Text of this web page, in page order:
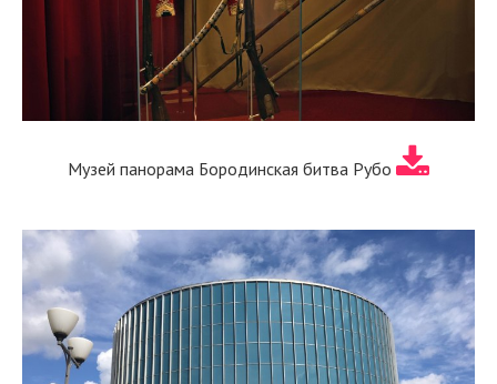
Музей панорама Бородинская битва Рубо